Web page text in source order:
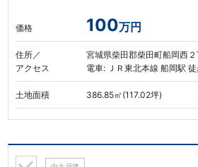
価格 100万円
住所／
アクセス
宮城県柴田郡柴田町船岡西２
電車: ＪＲ東北本線 船岡駅
土地面積 386.85㎡(117.02坪)